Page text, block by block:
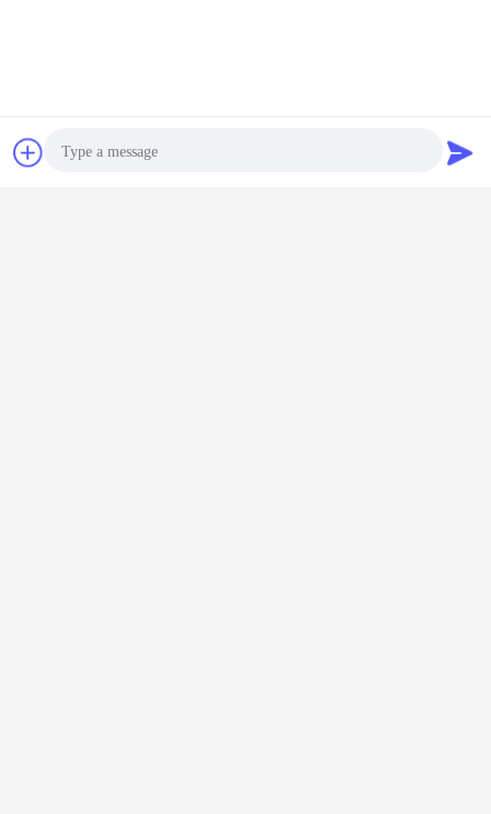
Chat